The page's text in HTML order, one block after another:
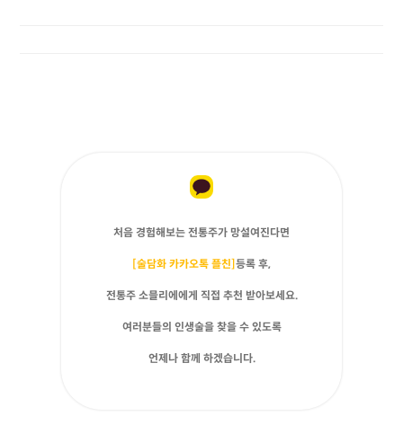
처음 경험해보는 전통주가 망설여진다면
[술담화 카카오톡 플친] 등록 후,
전통주 소믈리에에게 직접 추천 받아보세요.
여러분들의 인생술을 찾을 수 있도록
언제나 함께 하겠습니다.